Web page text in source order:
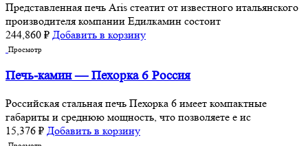
Представленная печь Aris стеатит от известного итальянского
производителя компании Едилкамин состоит
244,860 ₽ Добавить в корзину
Просмотр
Печь-камин — Пехорка 6 Россия
Российская стальная печь Пехорка 6 имеет компактные
габариты и среднюю мощность, что позволяете е ис
15,376 ₽ Добавить в корзину